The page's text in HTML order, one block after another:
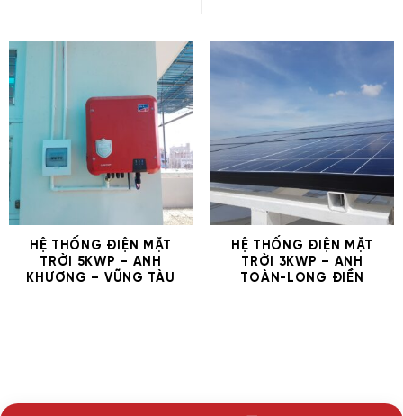
HỆ THỐNG ĐIỆN MẶT
TRỜI 5KWP – ANH
KHƯƠNG – VŨNG TÀU
HỆ THỐNG ĐIỆN MẶT
TRỜI 3KWP – ANH
TOÀN-LONG ĐIỀN